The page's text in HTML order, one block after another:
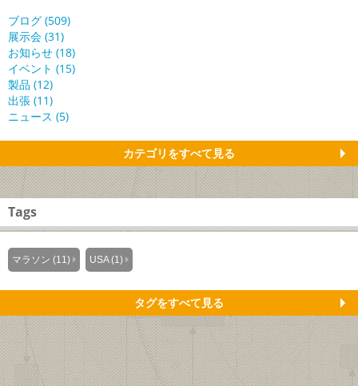
ブログ (509)
展示会 (31)
お知らせ (18)
イベント (15)
製品 (12)
出張 (11)
ニュース (5)
カテゴリをすべて見る
Tags
マラソン (11) USA (1)
タグをすべて見る